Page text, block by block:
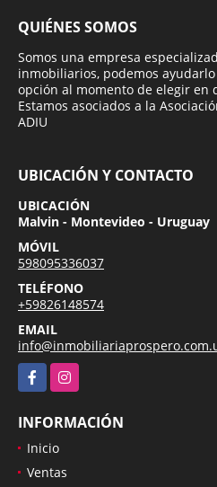
QUIÉNES SOMOS
Somos una empresa
inmobiliarios, podemos
opción al momento de elegir en
Estamos asociados a la
ADIU
UBICACIÓN Y CONTACTO
UBICACIÓN
Malvin - Montevideo - Uruguay
MÓVIL
598095336037
TELÉFONO
+59826148574
EMAIL
FacebookInstagram
INFORMACIÓN
Inicio
Ventas